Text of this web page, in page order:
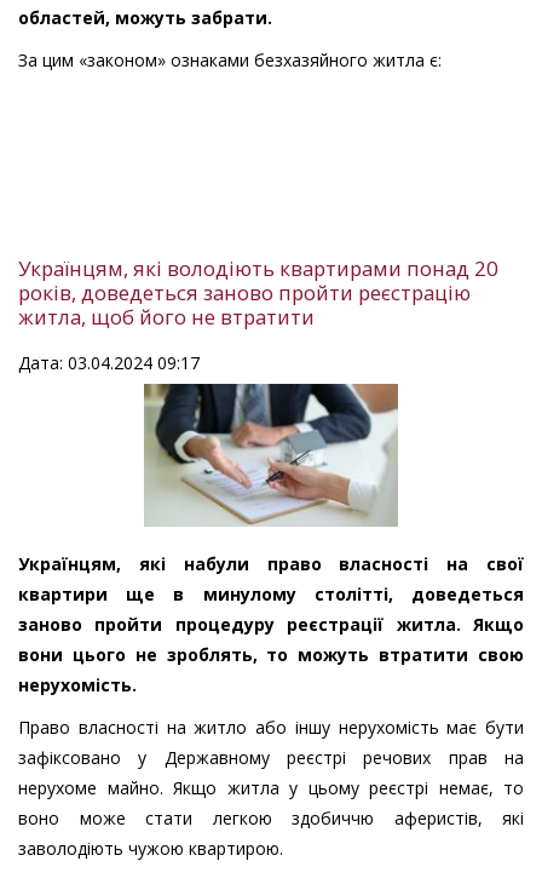
областей, можуть забрати.
За цим «законом» ознаками безхазяйного житла є:
Українцям, які володіють квартирами понад 20
років, доведеться заново пройти реєстрацію
житла, щоб його не втратити
Дата: 03.04.2024 09:17
Українцям, які набули право власності на свої
квартири ще в минулому столітті, доведеться
заново пройти процедуру реєстрації житла. Якщо
вони цього не зроблять, то можуть втратити свою
нерухомість.
Право власності на житло або іншу нерухомість має бути
зафіксовано у Державному реєстрі речових прав на
нерухоме майно. Якщо житла у цьому реєстрі немає, то
воно може стати легкою здобиччю аферистів, які
заволодіють чужою квартирою.